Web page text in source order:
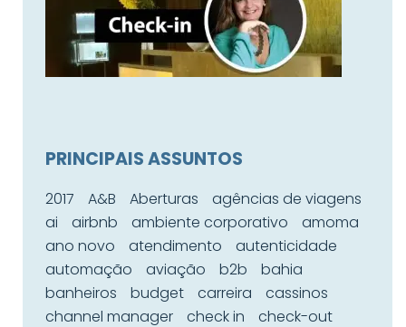
PRINCIPAIS ASSUNTOS
2017 A&B Aberturas
agências de viagens
ai
airbnb ambiente corporativo
amoma
ano novo
atendimento
autenticidade
automação
aviação b2b
bahia
banheiros
budget carreira
cassinos
channel manager
check in check-out